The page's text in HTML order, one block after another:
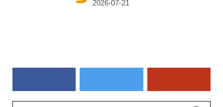
作品一覧から探す（50音順）